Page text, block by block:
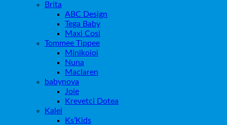
Brita
ABC Design
Tega Baby
Maxi Cosi
Tommee Tippee
Minikoioi
Nuna
Maclaren
babynova
Joie
Krevetci Dotea
Kalei
Ks’Kids